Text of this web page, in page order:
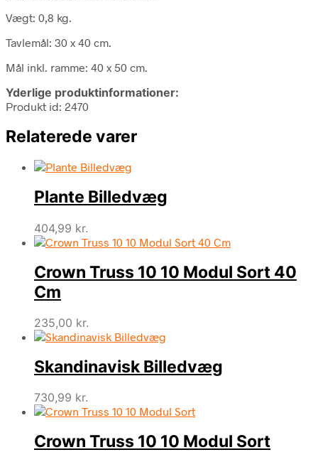
Vægt: 0,8 kg.
Tavlemål: 30 x 40 cm.
Mål inkl. ramme: 40 x 50 cm.
Yderlige produktinformationer:
Produkt id: 2470
Relaterede varer
Plante Billedvæg
404,99 kr.
Crown Truss 10 10 Modul Sort 40
Cm
235,00 kr.
Skandinavisk Billedvæg
730,99 kr.
Crown Truss 10 10 Modul Sort